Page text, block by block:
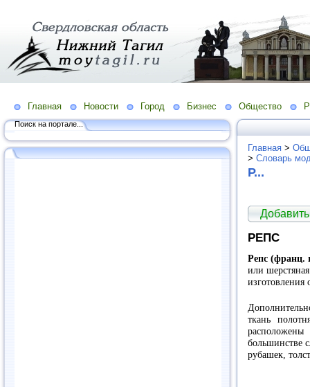
Главная Новости Город Бизнес Общество
Поиск на портале...
Главная >
> Словарь
Р...
РЕПС
Репс (франц.
или
ткань
большинстве
рубашек,